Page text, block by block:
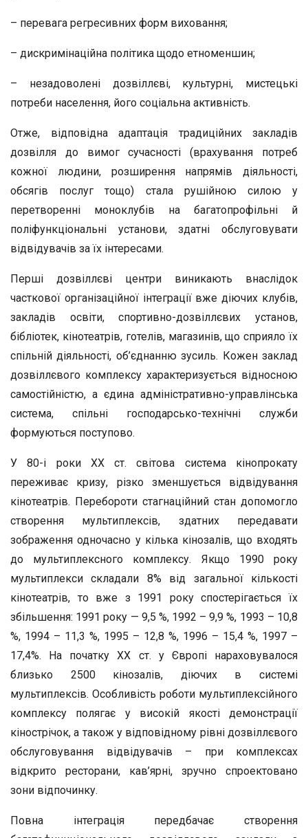
– перевага регресивних форм виховання;
– дискримінаційна політика щодо етноменшин;
– незадоволені дозвіллєві, культурні, мистецькі
потреби населення, його соціальна активність.
Отже, відповідна адаптація традиційних закладів
дозвілля до вимог сучасності (врахування потреб
кожної людини, розширення напрямів діяльності,
обсягів послуг тощо) стала рушійною силою у
перетворенні моноклубів на багатопрофільні й
поліфункціональні установи, здатні обслуговувати
відвідувачів за їх інтересами.
Перші дозвіллєві центри виникають внаслідок
часткової організаційної інтеграції вже діючих клубів,
закладів освіти, спортивно-дозвіллєвих установ,
бібліотек, кінотеатрів, готелів, магазинів, що сприяло їх
спільній діяльності, об’єднанню зусиль. Кожен заклад
дозвіллєвого комплексу характеризується відносною
самостійністю, а єдина адміністративно-управлінська
система, спільні господарсько-технічні служби
формуються поступово.
У 80-і роки ХХ ст. світова система кінопрокату
переживає кризу, різко зменшується відвідування
кінотеатрів. Перебороти стагнаційний стан допомогло
створення мультиплексів, здатних передавати
зображення одночасно у кілька кінозалів, що входять
до мультиплексного комплексу. Якщо 1990 року
мультиплекси складали 8% від загальної кількості
кінотеатрів, то вже з 1991 року спостерігається їх
збільшення: 1991 року — 9,5 %, 1992 – 9,9 %, 1993 – 10,8
%, 1994 – 11,3 %, 1995 – 12,8 %, 1996 – 15,4 %, 1997 –
17,4%. На початку ХХ ст. у Європі нараховувалося
близько 2500 кінозалів, діючих в системі
мультиплексів. Особливість роботи мультиплексійного
комплексу полягає у високій якості демонстрації
кінострічок, а також у відповідному рівні дозвіллєвого
обслуговування відвідувачів – при комплексах
відкрито ресторани, кав’ярні, зручно спроектовано
зони відпочинку.
Повна інтеграція передбачає створення